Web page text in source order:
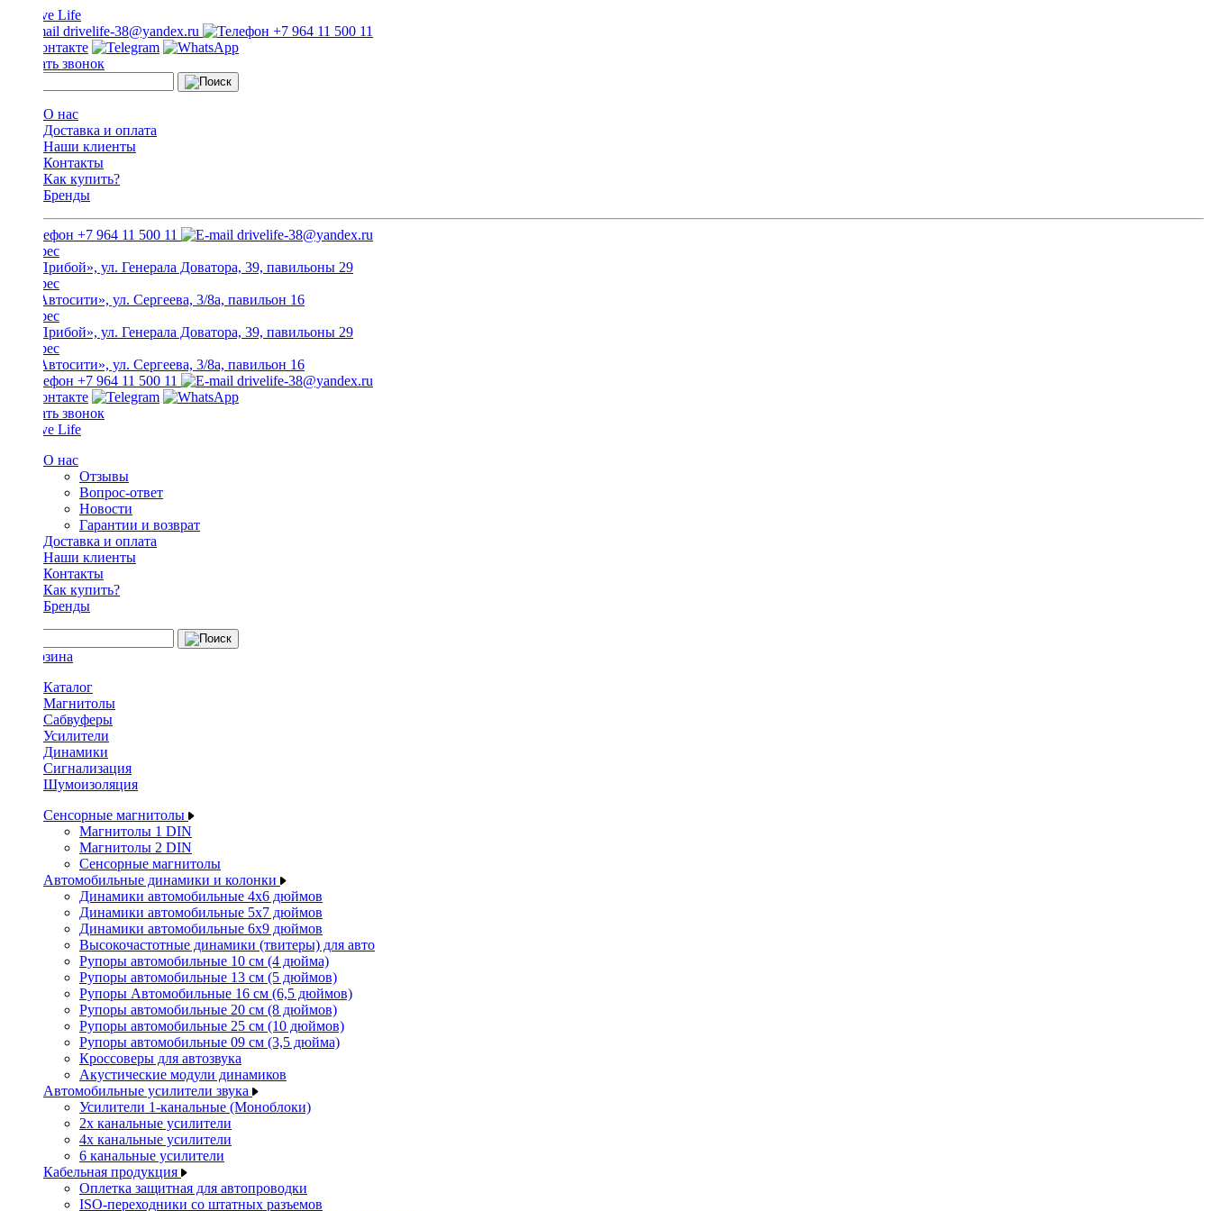
drivelife-38@yandex.ru +7 964 11 500 11
Заказать звонок
О нас
Доставка и оплата
Наши клиенты
Контакты
Как купить?
Бренды
+7 964 11 500 11 drivelife-38@yandex.ru
ТЦ «Прибой», ул. Генерала Доватора, 39, павильоны 29
ТЦ «Автосити», ул. Сергеева, 3/8а, павильон 16
ТЦ «Прибой», ул. Генерала Доватора, 39, павильоны 29
ТЦ «Автосити», ул. Сергеева, 3/8а, павильон 16
+7 964 11 500 11
drivelife-38@yandex.ru
Заказать звонок
О нас
Отзывы
Вопрос-ответ
Новости
Гарантии и возврат
Доставка и оплата
Наши клиенты
Контакты
Как купить?
Бренды
Каталог
Магнитолы
Сабвуферы
Усилители
Динамики
Сигнализация
Шумоизоляция
Сенсорные магнитолы
Магнитолы 1 DIN
Магнитолы 2 DIN
Сенсорные магнитолы
Автомобильные динамики и колонки
Динамики автомобильные 4x6 дюймов
Динамики автомобильные 5x7 дюймов
Динамики автомобильные 6x9 дюймов
Высокочастотные динамики (твитеры) для авто
Рупоры автомобильные 10 см (4 дюйма)
Рупоры автомобильные 13 см (5 дюймов)
Рупоры Автомобильные 16 см (6,5 дюймов)
Рупоры автомобильные 20 см (8 дюймов)
Рупоры автомобильные 25 см (10 дюймов)
Рупоры автомобильные 09 см (3,5 дюйма)
Кроссоверы для автозвука
Акустические модули динамиков
Автомобильные усилители звука
Усилители 1-канальные (Моноблоки)
2х канальные усилители
4х канальные усилители
6 канальные усилители
Кабельная продукция
Оплетка защитная для автопроводки
ISO-переходники со штатных разъемов